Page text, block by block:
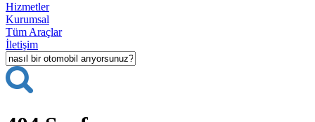
Hizmetler
Kurumsal
Tüm Araçlar
İletişim